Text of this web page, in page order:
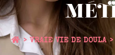
> VRAIE VIE DE DOULA >